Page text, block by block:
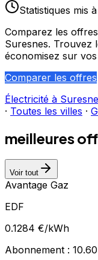
Statistiques mis
Comparez les
Suresnes. Trouvez
économisez sur
Comparer les offres
Électricité à
· Toutes les villes ·
meilleures
Voir tout
Avantage Gaz
EDF
0.1284 €/kWh
Abonnement : 10.60